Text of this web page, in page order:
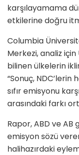
karşılayamama
etkilerine doğru
Columbia
Merkezi, analiz
bilinen ülkelerin
“Sonuç, NDC’lerin
sıfır emisyonu
arasındaki farkı
Rapor, ABD ve AB
emisyon sözü
halihazırdaki